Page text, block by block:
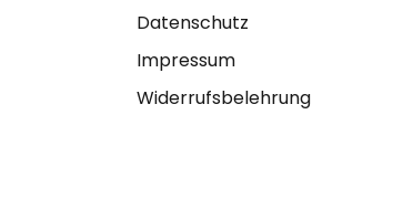
Datenschutz
Impressum
Widerrufsbelehrung